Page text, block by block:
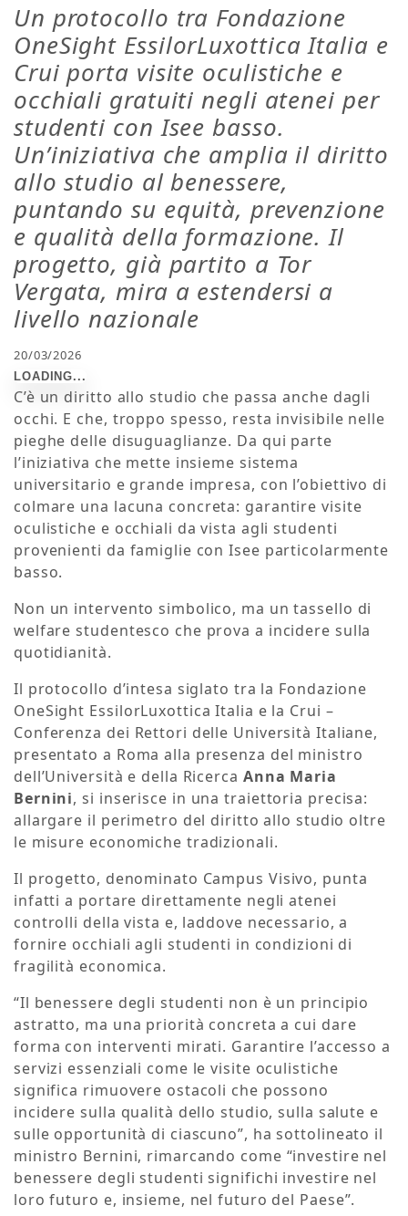
Un protocollo tra Fondazione
OneSight EssilorLuxottica Italia e
Crui porta visite oculistiche e
occhiali gratuiti negli atenei per
studenti con Isee basso.
Un’iniziativa che amplia il diritto
allo studio al benessere,
puntando su equità, prevenzione
e qualità della formazione. Il
progetto, già partito a Tor
Vergata, mira a estendersi a
livello nazionale
20/03/2026
C’è un diritto allo studio che passa anche dagli
occhi. E che, troppo spesso, resta invisibile nelle
pieghe delle disuguaglianze. Da qui parte
l’iniziativa che mette insieme sistema
universitario e grande impresa, con l’obiettivo di
colmare una lacuna concreta: garantire visite
oculistiche e occhiali da vista agli studenti
provenienti da famiglie con Isee particolarmente
basso.
Non un intervento simbolico, ma un tassello di
welfare studentesco che prova a incidere sulla
quotidianità.
Il protocollo d’intesa siglato tra la Fondazione
OneSight EssilorLuxottica Italia e la Crui –
Conferenza dei Rettori delle Università Italiane,
presentato a Roma alla presenza del ministro
dell’Università e della Ricerca Anna Maria
Bernini, si inserisce in una traiettoria precisa:
allargare il perimetro del diritto allo studio oltre
le misure economiche tradizionali.
Il progetto, denominato Campus Visivo, punta
infatti a portare direttamente negli atenei
controlli della vista e, laddove necessario, a
fornire occhiali agli studenti in condizioni di
fragilità economica.
“Il benessere degli studenti non è un principio
astratto, ma una priorità concreta a cui dare
forma con interventi mirati. Garantire l’accesso a
servizi essenziali come le visite oculistiche
significa rimuovere ostacoli che possono
incidere sulla qualità dello studio, sulla salute e
sulle opportunità di ciascuno”, ha sottolineato il
ministro Bernini, rimarcando come “investire nel
benessere degli studenti significhi investire nel
loro futuro e, insieme, nel futuro del Paese”.